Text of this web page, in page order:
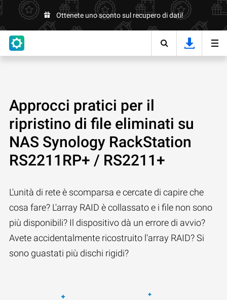
Ottenete uno sconto sul recupero di dati!
Approcci pratici per il
ripristino di file eliminati su
NAS Synology RackStation
RS2211RP+ / RS2211+
L'unità di rete è scomparsa e cercate di capire che
cosa fare? L'array RAID è collassato e i file non sono
più disponibili? Il dispositivo dà un errore di avvio?
Avete accidentalmente ricostruito l'array RAID? Si
sono guastati più dischi rigidi?